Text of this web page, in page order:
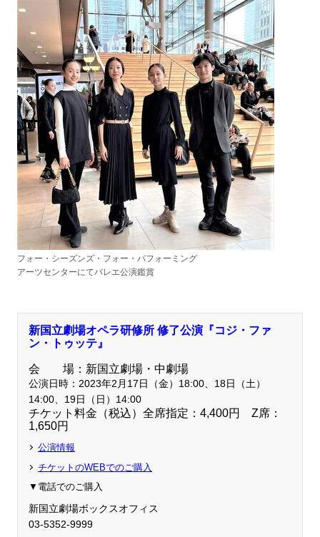
フォー・シーズンズ・フォー・パフォーミング
アーツセンターにてバレエ公演鑑賞
新国立劇場オペラ研修所 修了公演『コジ・ファ
ン・トゥッテ』
会 場： 新国立劇場・中劇場
公演日時：2023年2月17日（金）18:00、18日（土）
14:00、 19日（日）14:00
チケット料金（税込）全席指定：4,400円 Z席：
1,650円
公演情報
チケットのWEBでのご購入
▼電話でのご購入
新国立劇場ボックスオフィス
03-5352-9999